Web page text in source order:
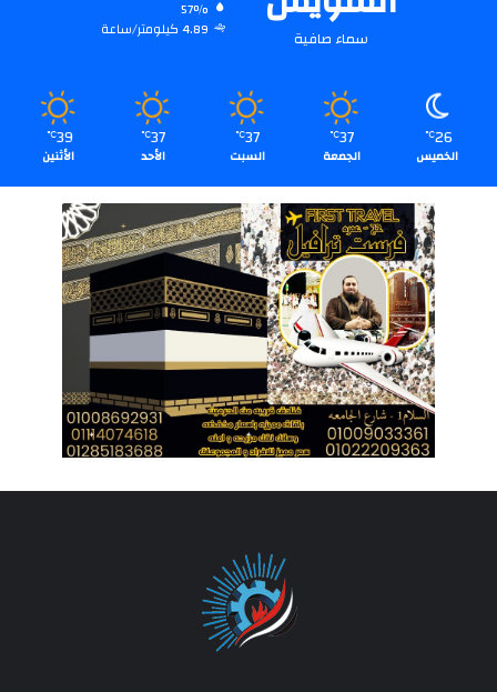
سماء صافية
57%
4.89 كيلومتر/ساعة
26
℃
الخميس
37
℃
الجمعة
37
℃
السبت
37
℃
الأحد
39
℃
الأثنين